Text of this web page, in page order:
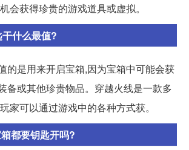
会获得珍贵的游戏道具或虚拟。
什么最值?
的是用来开启宝箱,因为宝箱中可能会获
备或其他珍贵物品。穿越火线是一款多
家可以通过游戏中的各种方式获。
都要钥匙开吗?